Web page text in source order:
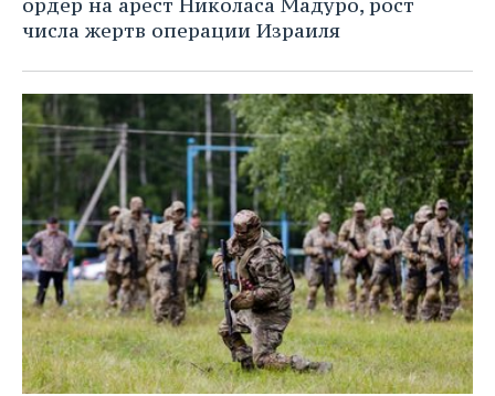
ордер на арест Николаса Мадуро, рост
числа жертв операции Израиля